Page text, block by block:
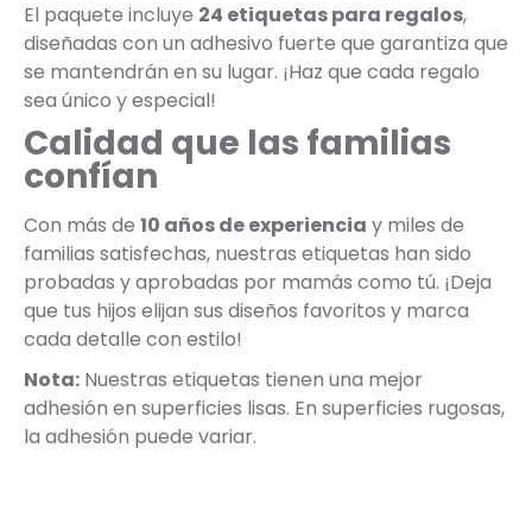
El paquete incluye 24 etiquetas para regalos,
diseñadas con un adhesivo fuerte que garantiza que
se mantendrán en su lugar. ¡Haz que cada regalo
sea único y especial!
Calidad que las familias
confían
Con más de 10 años de experiencia y miles de
familias satisfechas, nuestras etiquetas han sido
probadas y aprobadas por mamás como tú. ¡Deja
que tus hijos elijan sus diseños favoritos y marca
cada detalle con estilo!
Nota: Nuestras etiquetas tienen una mejor
adhesión en superficies lisas. En superficies rugosas,
la adhesión puede variar.